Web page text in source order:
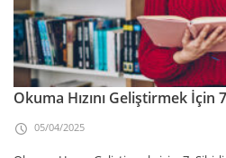
Okuma Hızını Geliştirmek İçin
05/04/2025